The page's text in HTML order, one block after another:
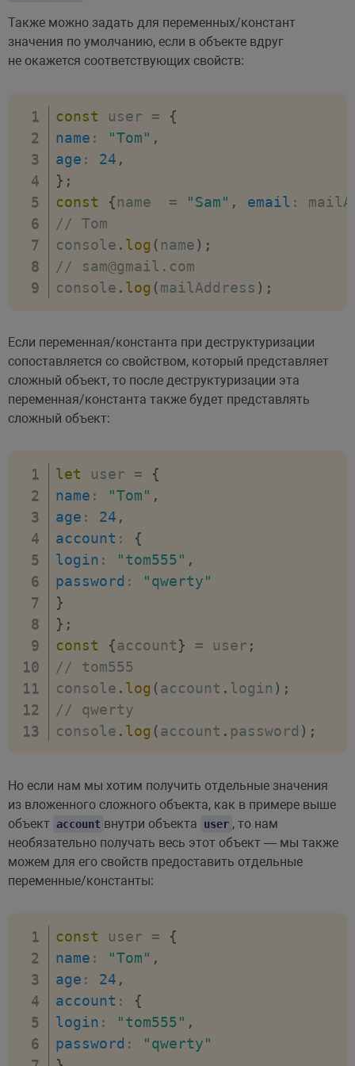
Также можно задать для переменных/констант
значения по умолчанию, если в объекте вдруг
не окажется соответствующих свойств:
const user =
{
name : "Tom" ,
age : 24 ,
} ;
const
{name = "Sam" , email :
// Tom
console . log ( name) ;
// sam@gmail.com
console . log (mailAddress ) ;
Если переменная/константа при деструктуризации
сопоставляется со свойством, который представляет
сложный объект, то после деструктуризации эта
переменная/константа также будет представлять
сложный объект:
let user =
{
name : "Tom" ,
age : 24 ,
account :
{
login : "tom555" ,
password :
"qwerty"
}
} ;
const
{account} = user ;
// tom555
console . log (account . login ) ;
// qwerty
console . log (account . password ) ;
Но если нам мы хотим получить отдельные значения
из вложенного сложного объекта, как в примере выше
объект account внутри объекта user , то нам
необязательно получать весь этот объект — мы также
можем для его свойств предоставить отдельные
переменные/константы:
const user =
{
name : "Tom" ,
age : 24 ,
account :
{
login : "tom555" ,
password :
"qwerty"